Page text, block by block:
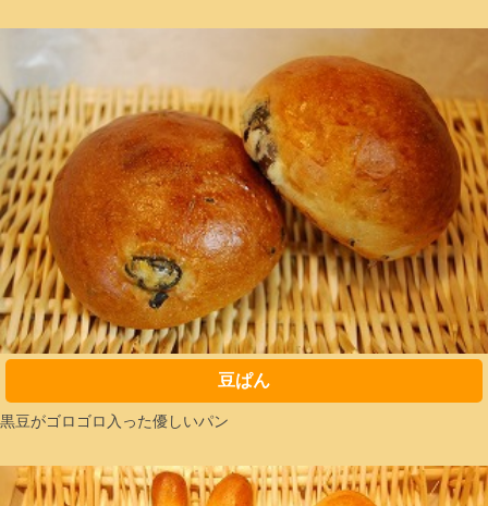
豆ぱん
黒豆がゴロゴロ入った優しいパン